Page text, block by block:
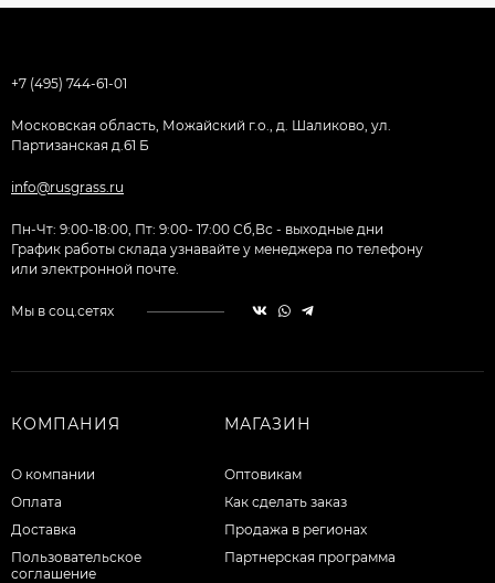
+7 (495) 744-61-01
Московская область, Можайский г.о., д. Шаликово, ул.
Партизанская д.61 Б
info@rusgrass.ru
Пн-Чт: 9:00-18:00, Пт: 9:00- 17:00 Сб,Вс - выходные дни
График работы склада узнавайте у менеджера по телефону
или электронной почте.
Мы в соц.сетях
КОМПАНИЯ
О компании
Оплата
Доставка
Пользовательское
соглашение
МАГАЗИН
Оптовикам
Как сделать заказ
Продажа в регионах
Партнерская программа